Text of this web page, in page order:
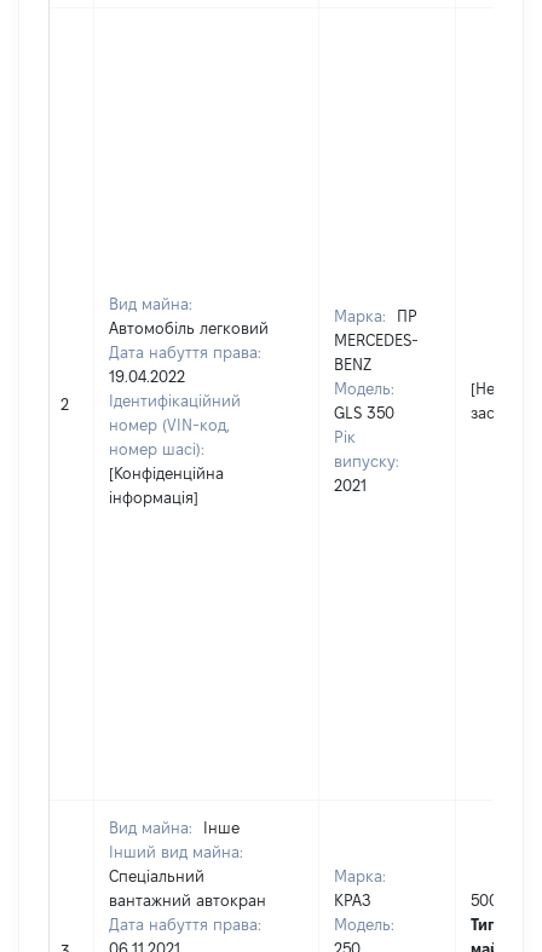
2
Вид майна:
Автомобіль легковий
Дата набуття права:
19.04.2022
Ідентифікаційний
номер (VIN-код,
номер шасі):
[Конфіденційна
інформація]
Марка:
ПР
MERCEDES-
BENZ
Модель:
GLS 350
Рік
випуску:
2021
[Не
Вид майна:
Інше
Інший вид майна:
Спеціальний
вантажний автокран
Дата набуття права:
06.11.2021
Марка:
КРАЗ
Модель:
250
5000
Тип
майна: